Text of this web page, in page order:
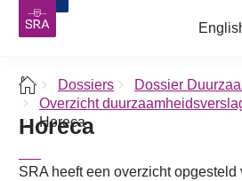
Dossiers
Dossier
Overzicht
Horeca
Horeca
SRA heeft een overzicht opgesteld